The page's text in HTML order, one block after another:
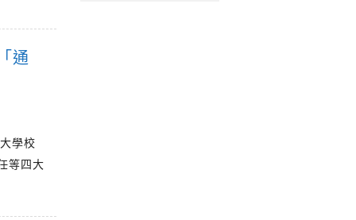
通
學校
等四大